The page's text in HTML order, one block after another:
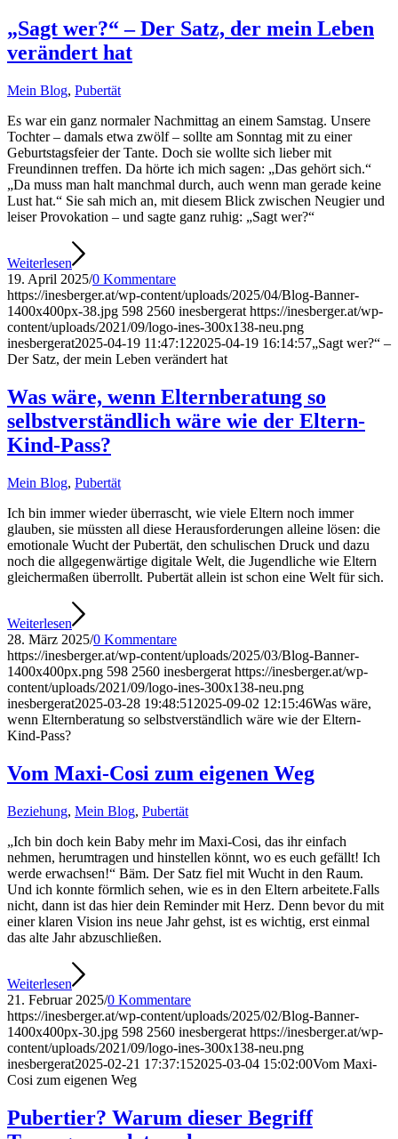
„Sagt wer?“ – Der Satz, der mein Leben
verändert hat
Mein Blog, Pubertät
Es war ein ganz normaler Nachmittag an einem Samstag. Unsere
Tochter – damals etwa zwölf – sollte am Sonntag mit zu einer
Geburtstagsfeier der Tante. Doch sie wollte sich lieber mit
Freundinnen treffen. Da hörte ich mich sagen: „Das gehört sich.“
„Da muss man halt manchmal durch, auch wenn man gerade keine
Lust hat.“ Sie sah mich an, mit diesem Blick zwischen Neugier und
leiser Provokation – und sagte ganz ruhig: „Sagt wer?“
Weiterlesen
19. April 2025/0 Kommentare
https://inesberger.at/wp-content/uploads/2025/04/Blog-Banner-
1400x400px-38.jpg 598 2560 inesbergerat https://inesberger.at/wp-
content/uploads/2021/09/logo-ines-300x138-neu.png
inesbergerat2025-04-19 11:47:122025-04-19 16:14:57„Sagt wer?“ –
Der Satz, der mein Leben verändert hat
Was wäre, wenn Elternberatung so
selbstverständlich wäre wie der Eltern-
Kind-Pass?
Mein Blog, Pubertät
Ich bin immer wieder überrascht, wie viele Eltern noch immer
glauben, sie müssten all diese Herausforderungen alleine lösen: die
emotionale Wucht der Pubertät, den schulischen Druck und dazu
noch die allgegenwärtige digitale Welt, die Jugendliche wie Eltern
gleichermaßen überrollt. Pubertät allein ist schon eine Welt für sich.
Weiterlesen
28. März 2025/0 Kommentare
https://inesberger.at/wp-content/uploads/2025/03/Blog-Banner-
1400x400px.png 598 2560 inesbergerat https://inesberger.at/wp-
content/uploads/2021/09/logo-ines-300x138-neu.png
inesbergerat2025-03-28 19:48:51 2025-09-02 12:15:46Was wäre,
wenn Elternberatung so selbstverständlich wäre wie der Eltern-
Kind-Pass?
Vom Maxi-Cosi zum eigenen Weg
Beziehung, Mein Blog, Pubertät
„Ich bin doch kein Baby mehr im Maxi-Cosi, das ihr einfach
nehmen, herumtragen und hinstellen könnt, wo es euch gefällt! Ich
werde erwachsen!“ Bäm. Der Satz fiel mit Wucht in den Raum.
Und ich konnte förmlich sehen, wie es in den Eltern arbeitete.Falls
nicht, dann ist das hier dein Reminder mit Herz. Denn bevor du mit
einer klaren Vision ins neue Jahr gehst, ist es wichtig, erst einmal
das alte Jahr abzuschließen.
Weiterlesen
21. Februar 2025/0 Kommentare
https://inesberger.at/wp-content/uploads/2025/02/Blog-Banner-
1400x400px-30.jpg 598 2560 inesbergerat https://inesberger.at/wp-
content/uploads/2021/09/logo-ines-300x138-neu.png
inesbergerat2025-02-21 17:37:152025-03-04 15:02:00Vom Maxi-
Cosi zum eigenen Weg
Pubertier? Warum dieser Begriff